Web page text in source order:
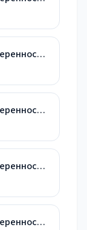
Информация об отзыве доверенности от 12.05.25
Информация об отзыве доверенности от 12.05.25
Информация об отзыве доверенности от 07.05.25
Информация об отзыве доверенности от 07.05.25